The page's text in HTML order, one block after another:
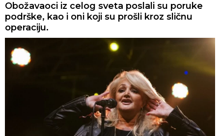
Obožavaoci iz celog sveta poslali su poruke
podrške, kao i oni koji su prošli kroz sličnu
operaciju.